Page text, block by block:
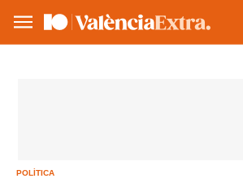
POLÍTICA